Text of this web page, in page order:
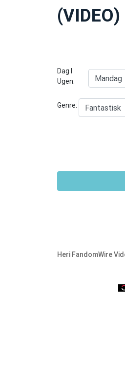
(VIDEO)
Dag I
Ugen:
Genre:
Heri FandomWire